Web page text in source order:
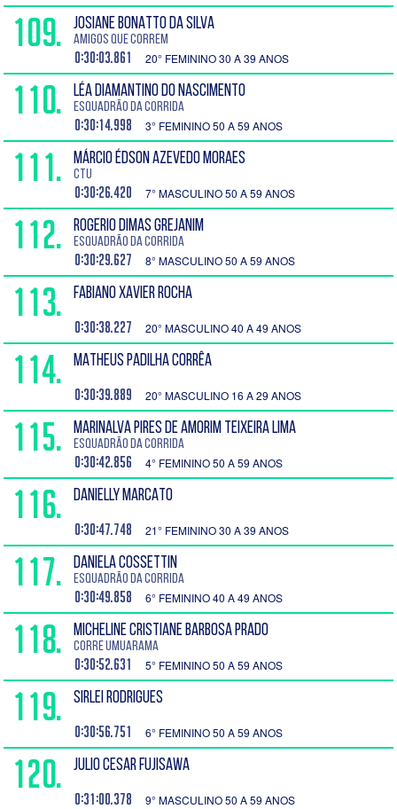
109. JOSIANE BONATTO DA SILVA
Amigos que Correm
0:30:03.861 20° FEMININO 30 A 39 ANOS
110. LÉA DIAMANTINO DO NASCIMENTO
Esquadrão da Corrida
0:30:14.998 3° FEMININO 50 A 59 ANOS
111. MÁRCIO ÉDSON AZEVEDO MORAES
CTU
0:30:26.420 7° MASCULINO 50 A 59 ANOS
112. ROGERIO DIMAS GREJANIM
Esquadrão da Corrida
0:30:29.627 8° MASCULINO 50 A 59 ANOS
113. FABIANO XAVIER ROCHA
0:30:38.227 20° MASCULINO 40 A 49 ANOS
114. MATHEUS PADILHA CORRÊA
0:30:39.889 20° MASCULINO 16 A 29 ANOS
115. MARINALVA PIRES DE AMORIM TEIXEIRA LIMA
Esquadrão da Corrida
0:30:42.856 4° FEMININO 50 A 59 ANOS
116. DANIELLY MARCATO
0:30:47.748 21° FEMININO 30 A 39 ANOS
117. DANIELA COSSETTIN
Esquadrão da Corrida
0:30:49.858 6° FEMININO 40 A 49 ANOS
118. MICHELINE CRISTIANE BARBOSA PRADO
Corre Umuarama
0:30:52.631 5° FEMININO 50 A 59 ANOS
119. SIRLEI RODRIGUES
0:30:56.751 6° FEMININO 50 A 59 ANOS
120. JULIO CESAR FUJISAWA
0:31:00.378 9° MASCULINO 50 A 59 ANOS